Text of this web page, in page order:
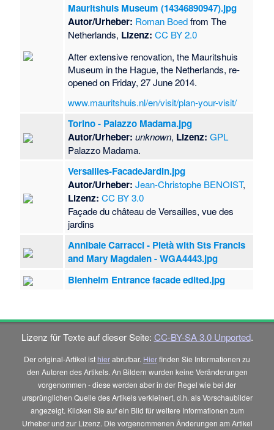
Mauritshuis Museum (14346890947).jpg
Autor/Urheber: Roman Boedfrom The
Netherlands, Lizenz: CC BY 2.0
After extensive renovation, the Mauritshuis
Museum in the Hague, the Netherlands, re-
opened on Friday, 27 June 2014.
www.mauritshuis.nl/en/visit/plan-your-visit/
Torino - Palazzo Madama.jpg
Autor/Urheber: unknown, Lizenz: GPL
Palazzo Madama.
Versailles-FacadeJardin.jpg
Autor/Urheber: Jean-Christophe BENOIST,
Lizenz: CC BY 3.0
Façade du château de Versailles, vue des
jardins
Annibale Carracci - Pietà with Sts Francis
and Mary Magdalen - WGA4443.jpg
Blenheim Entrance facade edited.jpg
Lizenz für Texte auf dieser Seite: CC-BY-SA 3.0 Unported.
Der original-Artikel ist hierabrufbar. Hierfinden Sie Informationen zu
den Autoren des Artikels. An Bildern wurden keine Veränderungen
vorgenommen - diese werden aber in der Regel wie bei der
ursprünglichen Quelle des Artikels verkleinert, d.h. als Vorschaubilder
angezeigt. Klicken Sie auf ein Bild für weitere Informationen zum
Urheber und zur Lizenz. Die vorgenommenen Änderungen am Artikel